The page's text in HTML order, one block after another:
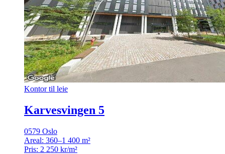
Kontor til leie
Karvesvingen 5
0579 Oslo
Areal: 360–1 400 m²
Pris: 2 250 kr/m²